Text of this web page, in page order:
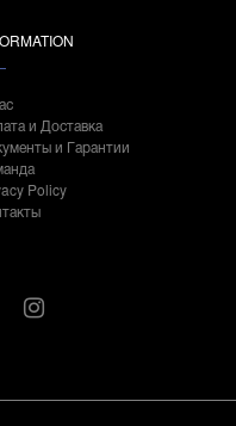
и Доставка
и Гарантии
Policy